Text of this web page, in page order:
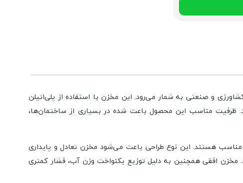
کشاورزی و صنعتی به شمار می‌رود. این مخزن با استفاده از پلی‌اتیلن
ظرفیت مناسب این محصول باعث شده در بسیاری از ساختمان‌ها،
مناسب هستند. این نوع طراحی باعث می‌شود مخزن تعادل و پایداری
افقی همچنین به دلیل توزیع یکنواخت وزن آب، فشار کمتری